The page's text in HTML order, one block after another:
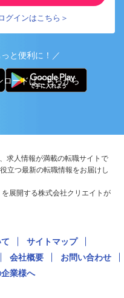
グインはこちら＞
と便利に！／
ロードはこちらから
求人情報が満載の転職サイトで
立つ最新の転職情報をお届けし
展開する株式会社クリエイトが
サイトマップ
会社概要
お問い合わせ
業様へ